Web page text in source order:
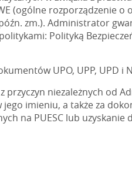
(ogólne rozporządzenie o
zm.). Administrator
Polityką
UPO, UPP, UPD i
niezależnych od
imieniu, a także za
na PUESC lub uzyskanie